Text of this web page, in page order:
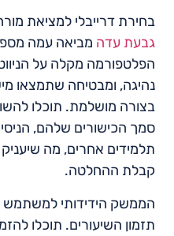
בחירת דרייבלי למציאת
גבעת עדה מביאה עמה
הפלטפורמה מקלה על
נהיגה, ומבטיחה שתמצאו
בצורה מושלמת. תוכלו
סמך הכישורים שלהם,
תלמידים אחרים, מה
קבלת ההחלטה.
הממשק הידידותי למשתמש
תזמון השיעורים. תוכלו